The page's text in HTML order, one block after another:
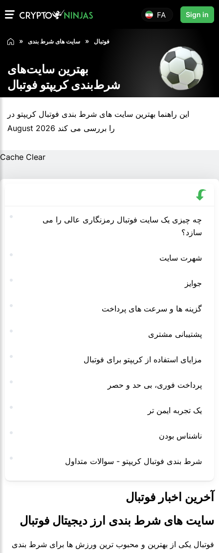
FA Sign in
سایت های شرط بندی فوتبال
بهترین سایت‌های
شرط‌بندی کریپتو فوتبال
این راهنما بهترین سایت های شرط بندی فوتبال کریپتو در
August 2026 را بررسی می کند
Cache Clear
چه چیزی یک سایت فوتبال رمزنگاری عالی را می
سازد؟
شهرت سایت
جوایز
گزینه ها و سرعت های پرداخت
پشتیبانی مشتری
مزایای استفاده از کریپتو برای فوتبال
پرداخت فوری، بی حد و حصر
یک تجربه ایمن تر
ناشناس بودن
شرط بندی فوتبال کریپتو - سوالات متداول
آخرین اخبار فوتبال
سایت های شرط بندی ارز دیجیتال فوتبال
فوتبال یکی از بهترین و محبوب ترین ورزش ها برای شرط بندی